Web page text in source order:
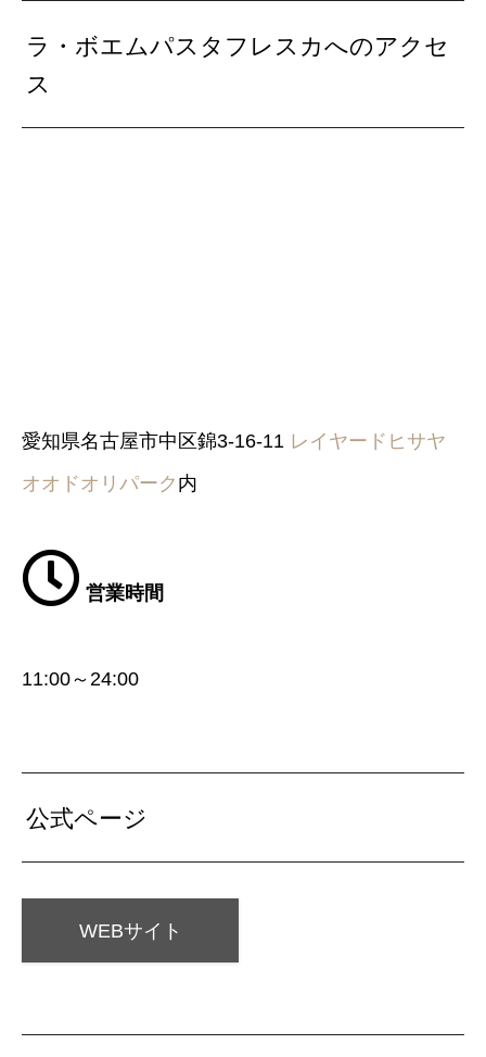
ラ・ボエムパスタフレスカへのアクセ
ス
愛知県名古屋市中区錦3-16-11 レイヤードヒサヤ
オオドオリパーク 内
営業時間
11:00～24:00
公式ページ
WEBサイト